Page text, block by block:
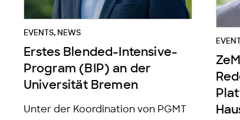
EVENTS, NEWS
Erstes Blended-Intensive-
Program (BIP) an der
Universität Bremen
Unter der Koordination von PGMT